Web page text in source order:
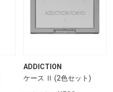
ADDICTION
ケース Ⅱ (2色セット)